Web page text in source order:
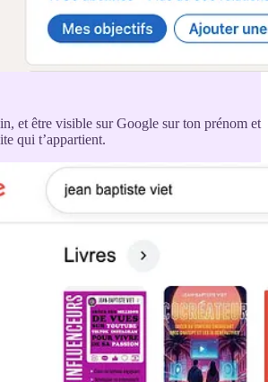
et être visible sur Google sur ton prénom et
qui t’appartient.